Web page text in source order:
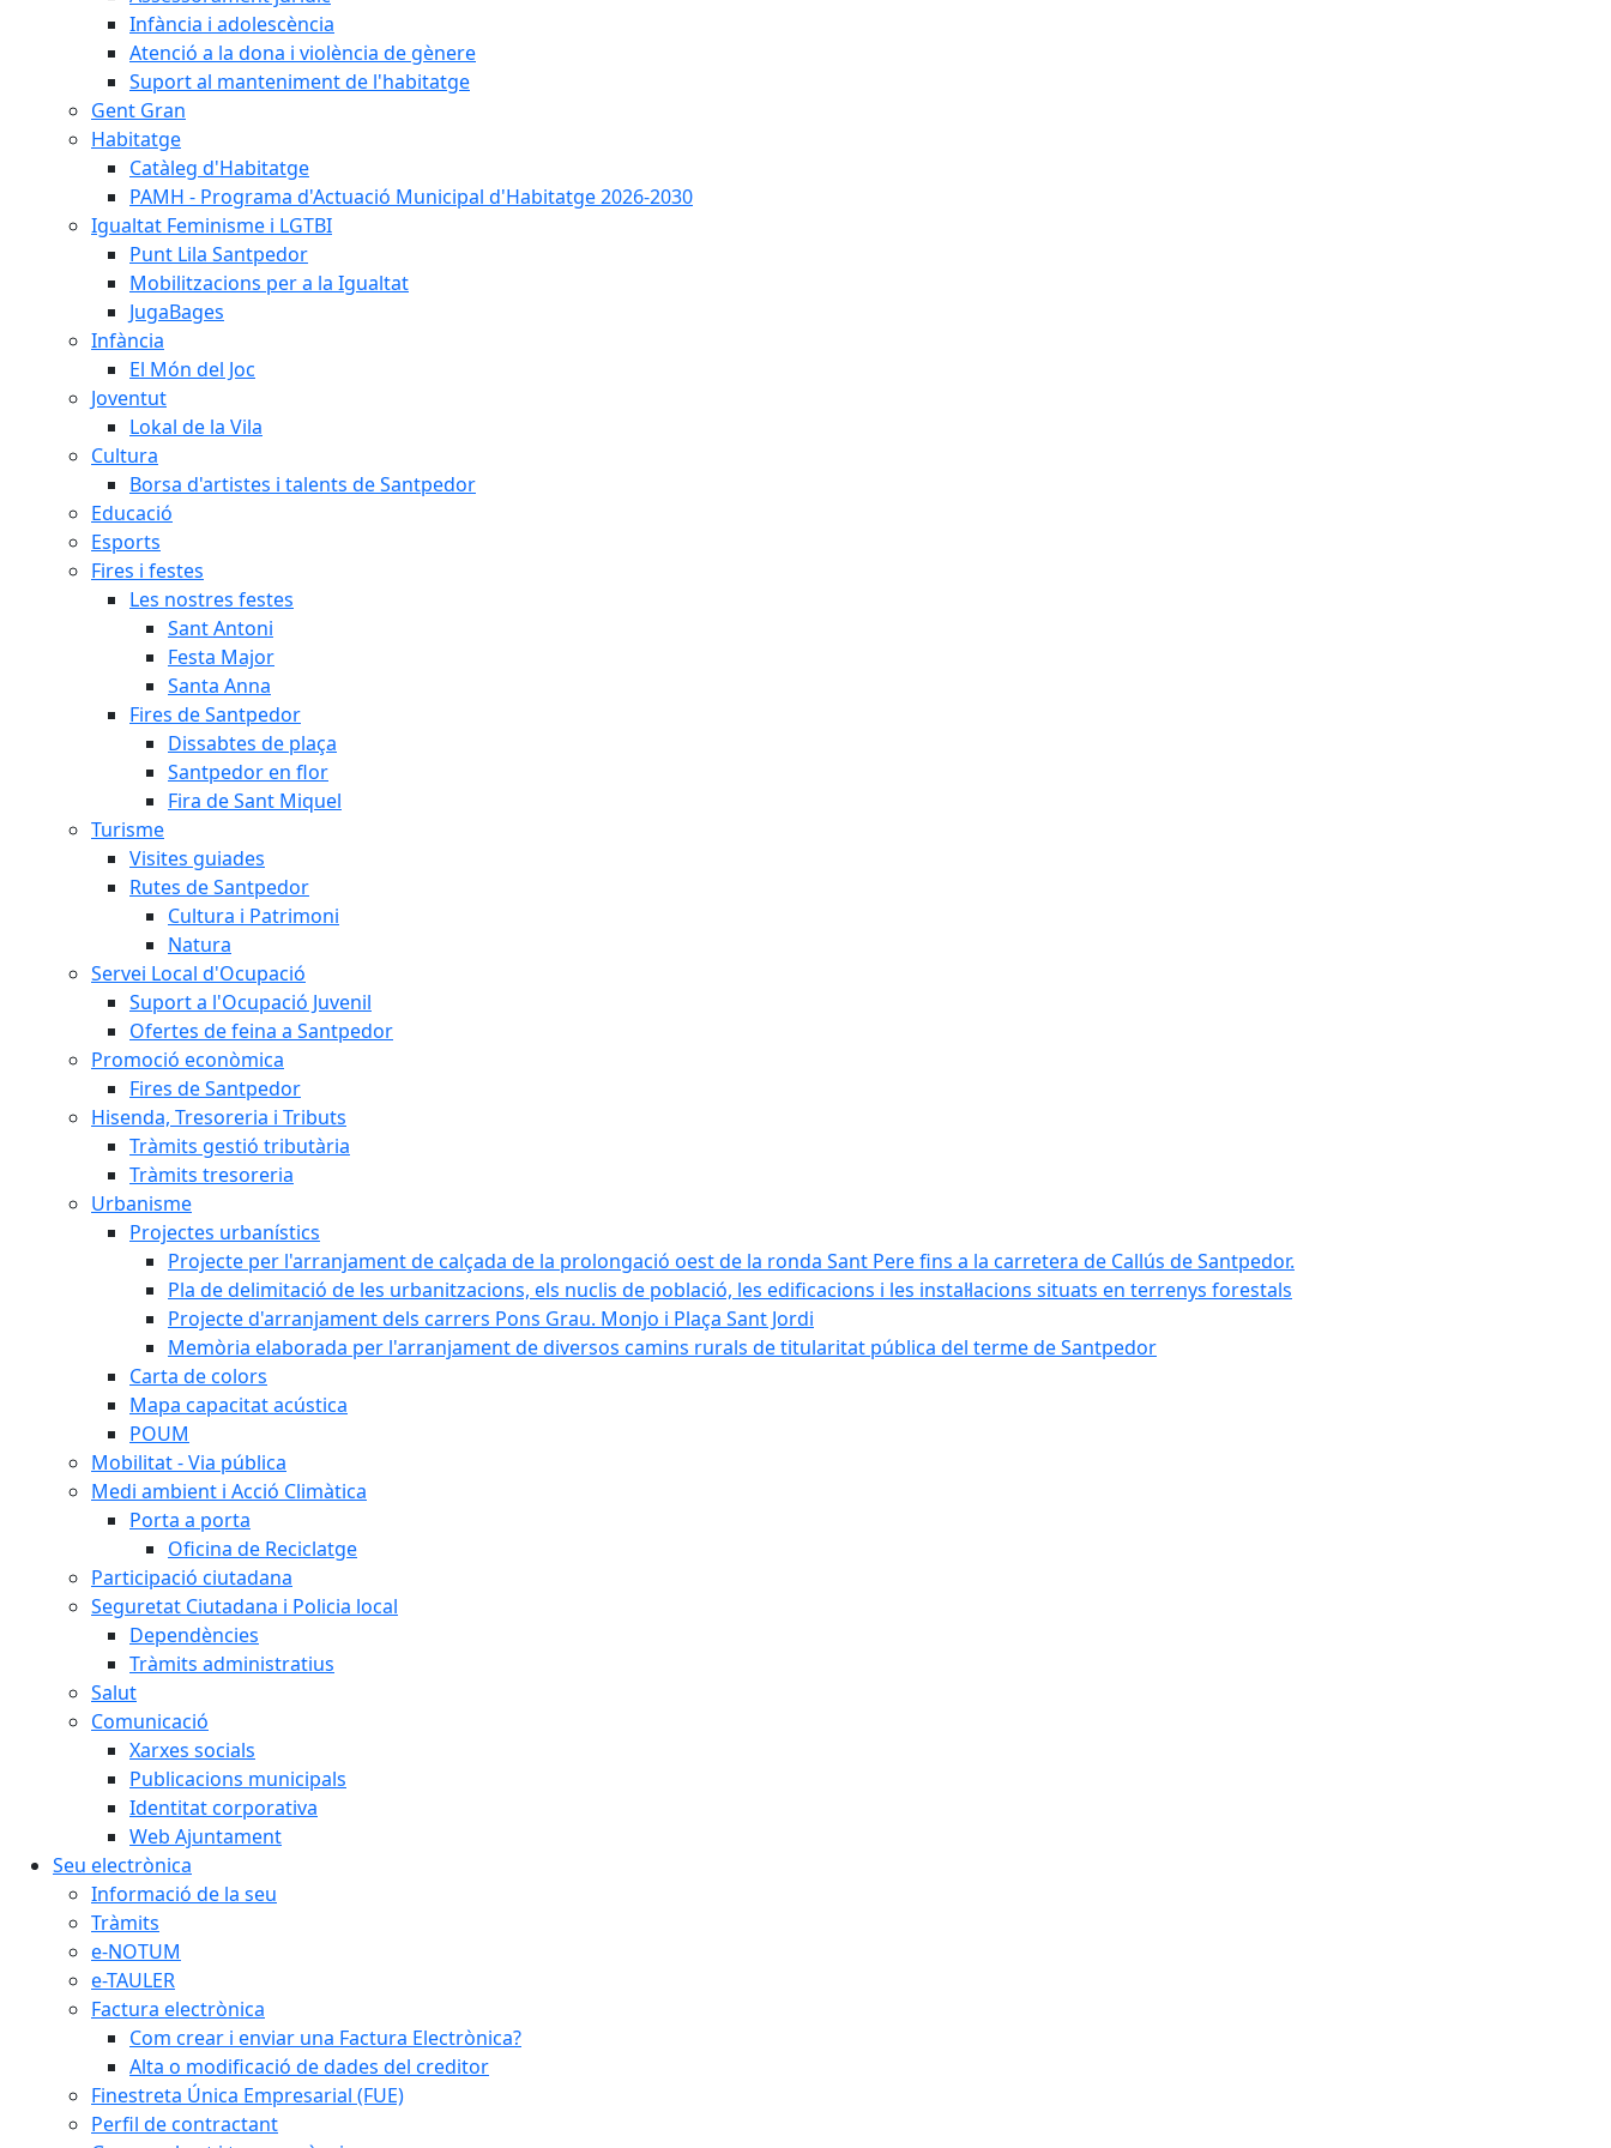
Infància i adolescència
Atenció a la dona i violència de gènere
Suport al manteniment de l'habitatge
Gent Gran
Habitatge
Catàleg d'Habitatge
PAMH - Programa d'Actuació Municipal d'Habitatge 2026-2030
Igualtat Feminisme i LGTBI
Punt Lila Santpedor
Mobilitzacions per a la Igualtat
JugaBages
Infància
El Món del Joc
Joventut
Lokal de la Vila
Cultura
Borsa d'artistes i talents de Santpedor
Educació
Esports
Fires i festes
Les nostres festes
Sant Antoni
Festa Major
Santa Anna
Fires de Santpedor
Dissabtes de plaça
Santpedor en flor
Fira de Sant Miquel
Turisme
Visites guiades
Rutes de Santpedor
Cultura i Patrimoni
Natura
Servei Local d'Ocupació
Suport a l'Ocupació Juvenil
Ofertes de feina a Santpedor
Promoció econòmica
Fires de Santpedor
Hisenda, Tresoreria i Tributs
Tràmits gestió tributària
Tràmits tresoreria
Urbanisme
Projectes urbanístics
Projecte per l'arranjament de calçada de la prolongació oest de la ronda Sant Pere fins a la carretera de Callús de Santpedor.
Pla de delimitació de les urbanitzacions, els nuclis de població, les edificacions i les instal·lacions situats en terrenys forestals
Projecte d'arranjament dels carrers Pons Grau. Monjo i Plaça Sant Jordi
Memòria elaborada per l'arranjament de diversos camins rurals de titularitat pública del terme de Santpedor
Carta de colors
Mapa capacitat acústica
POUM
Mobilitat - Via pública
Medi ambient i Acció Climàtica
Porta a porta
Oficina de Reciclatge
Participació ciutadana
Seguretat Ciutadana i Policia local
Dependències
Tràmits administratius
Salut
Comunicació
Xarxes socials
Publicacions municipals
Identitat corporativa
Web Ajuntament
Seu electrònica
Informació de la seu
Tràmits
e-NOTUM
e-TAULER
Factura electrònica
Com crear i enviar una Factura Electrònica?
Alta o modificació de dades del creditor
Finestreta Única Empresarial (FUE)
Perfil de contractant